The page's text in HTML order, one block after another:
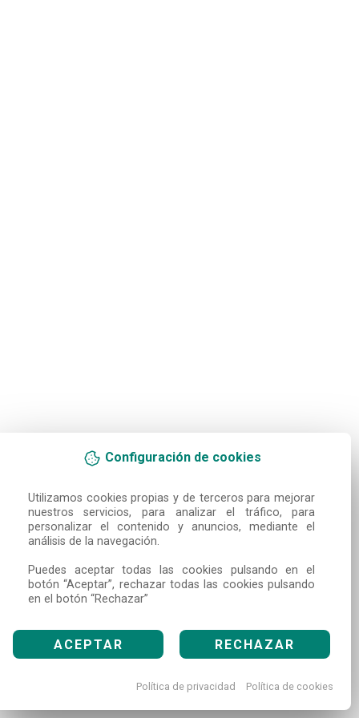
Configuración de cookies
Utilizamos cookies propias y de terceros para mejorar
nuestros servicios, para analizar el tráfico, para
personalizar el contenido y anuncios, mediante el
análisis de la navegación.
Puedes aceptar todas las cookies pulsando en el
botón “Aceptar”, rechazar todas las cookies pulsando
en el botón “Rechazar”
ACEPTAR RECHAZAR
Política de privacidad Política de cookies